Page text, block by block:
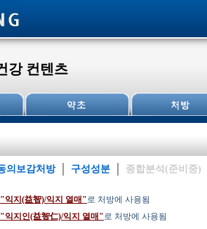
강 컨텐츠
의보감처방 구성성분 종합분석(준비중)
"익지(益智)/익지 열매"로 처방에 사용됨
"익지인(益智仁)/익지 열매"로 처방에 사용됨